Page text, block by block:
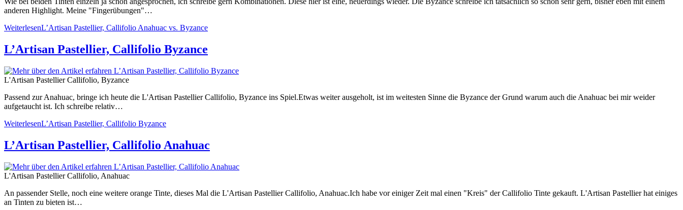
anderen Highlight. Meine "Fingerübungen"…
WeiterlesenL’Artisan Pastellier, Callifolio Anahuac vs. Byzance
L’Artisan Pastellier, Callifolio Byzance
L'Artisan Pastellier Callifolio, Byzance
Passend zur Anahuac, bringe ich heute die L'Artisan Pastellier Callifolio, Byzance ins Spiel.Etwas weiter ausgeholt, ist im weitesten Sinne die Byzance der Grund warum auch die Anahuac bei mir weider
aufgetaucht ist. Ich schreibe relativ…
WeiterlesenL’Artisan Pastellier, Callifolio Byzance
L’Artisan Pastellier, Callifolio Anahuac
L'Artisan Pastellier Callifolio, Anahuac
An passender Stelle, noch eine weitere orange Tinte, dieses Mal die L'Artisan Pastellier Callifolio, Anahuac.Ich habe vor einiger Zeit mal einen "Kreis" der Callifolio Tinte gekauft. L'Artisan Pastellier hat einiges
an Tinten zu bieten ist…